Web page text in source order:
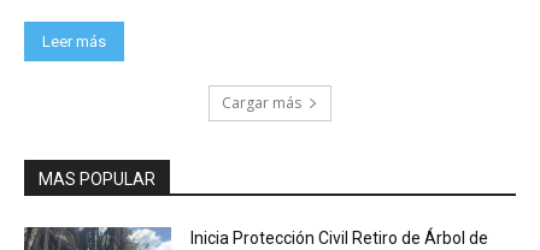
Leer más
Cargar más
MAS POPULAR
Inicia Protección Civil Retiro de Árbol de